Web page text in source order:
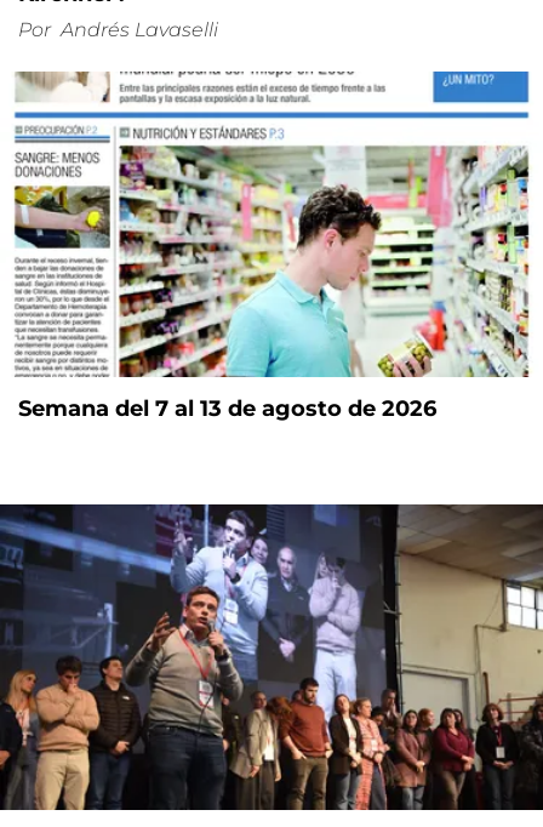
Por Andrés Lavaselli
Semana del 7 al 13 de agosto de 2026